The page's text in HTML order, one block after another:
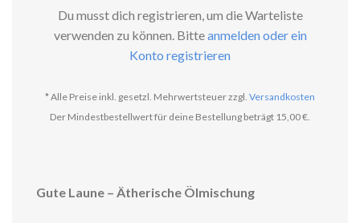
Du musst dich registrieren, um die Warteliste
verwenden zu können. Bitteanmelden oder ein
Konto registrieren
* Alle Preise inkl. gesetzl. Mehrwertsteuer zzgl. Versandkosten
Der Mindestbestellwert für deine Bestellung beträgt 15,00 €.
Gute Laune – Ätherische Ölmischung